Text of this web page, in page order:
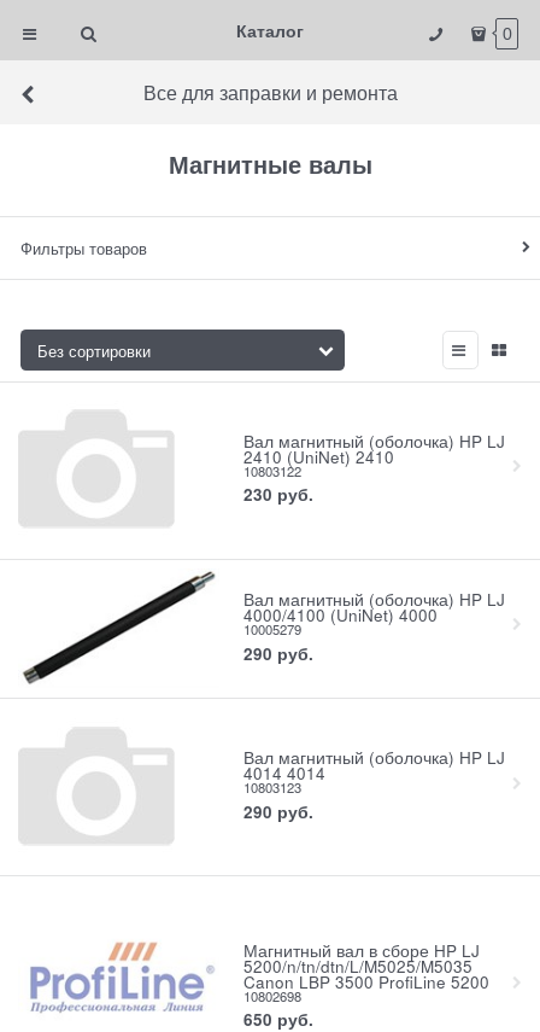
Каталог 0
Все для заправки и ремонта
Магнитные валы
Фильтры товаров
Вал магнитный (оболочка) HP LJ
2410 (UniNet) 2410
10803122
230 руб.
Вал магнитный (оболочка) HP LJ
4000/4100 (UniNet) 4000
10005279
290 руб.
Вал магнитный (оболочка) HP LJ
4014 4014
10803123
290 руб.
Магнитный вал в сборе HP LJ
5200/n/tn/dtn/L/M5025/M5035
Canon LBP 3500 ProfiLine 5200
10802698
650 руб.